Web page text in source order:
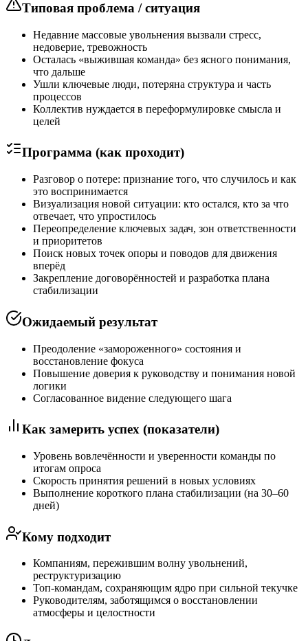
Типовая проблема / ситуация
Недавние массовые увольнения вызвали стресс,
недоверие, тревожность
Осталась «выжившая команда» без ясного понимания,
что дальше
Ушли ключевые люди, потеряна структура и часть
процессов
Коллектив нуждается в переформулировке смысла и
целей
Программа (как проходит)
Разговор о потере: признание того, что случилось и как
это воспринимается
Визуализация новой ситуации: кто остался, кто за что
отвечает, что упростилось
Переопределение ключевых задач, зон ответственности
и приоритетов
Поиск новых точек опоры и поводов для движения
вперёд
Закрепление договорённостей и разработка плана
стабилизации
Ожидаемый результат
Преодоление «замороженного» состояния и
восстановление фокуса
Повышение доверия к руководству и понимания новой
логики
Согласованное видение следующего шага
Как замерить успех (показатели)
Уровень вовлечённости и уверенности команды по
итогам опроса
Скорость принятия решений в новых условиях
Выполнение короткого плана стабилизации (на 30–60
дней)
Кому подходит
Компаниям, пережившим волну увольнений,
реструктуризацию
Топ-командам, сохраняющим ядро при сильной текучке
Руководителям, заботящимся о восстановлении
атмосферы и целостности